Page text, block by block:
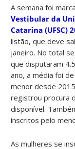
A semana foi
Vestibular da
Catarina (UFSC)
listão, que deve
janeiro. No total
que disputaram
ano, a média foi
menor desde
registrou procura
disponível.
inscritos pelo
As mulheres se